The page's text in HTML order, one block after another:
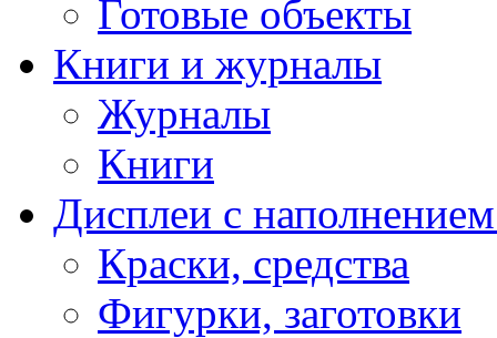
Готовые объекты
Книги и журналы
Журналы
Книги
Дисплеи с
Краски, средства
Фигурки, заготовки